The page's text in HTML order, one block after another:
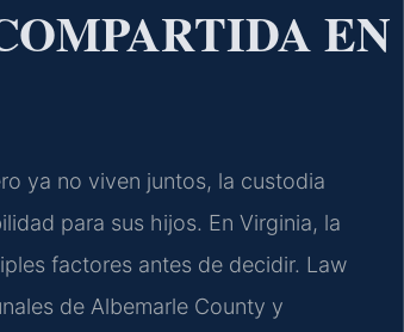
EN
ya no viven juntos, la custodia
para sus hijos. En Virginia, la
factores antes de decidir. Law
de Albemarle County y